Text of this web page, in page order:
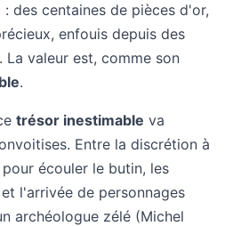
: des centaines de pièces d'or,
enfouis depuis des
La valeur est, comme son
.
trésor inestimable va
Entre la discrétion à
écouler le butin, les
l'arrivée de personnages
archéologue zélé (Michel